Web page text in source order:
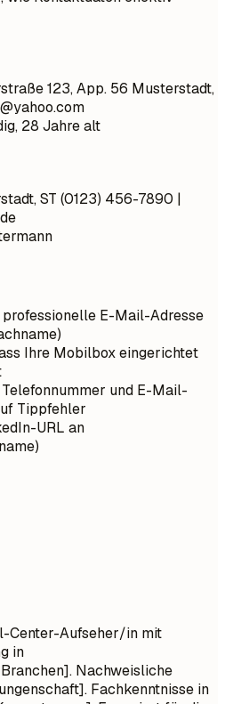
123, App. 56 Musterstadt,
28 Jahre alt
ST (0123) 456-7890 |
professionelle E-Mail-Adresse
Ihre Mobilbox eingerichtet
und E-Mail-
Tippfehler
URL an
Center-Aufseher/in mit
in
Nachweisliche
Fachkenntnisse in